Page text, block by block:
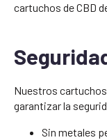
cartuchos de CBD
Nuestros
garantizar la
Sin metales